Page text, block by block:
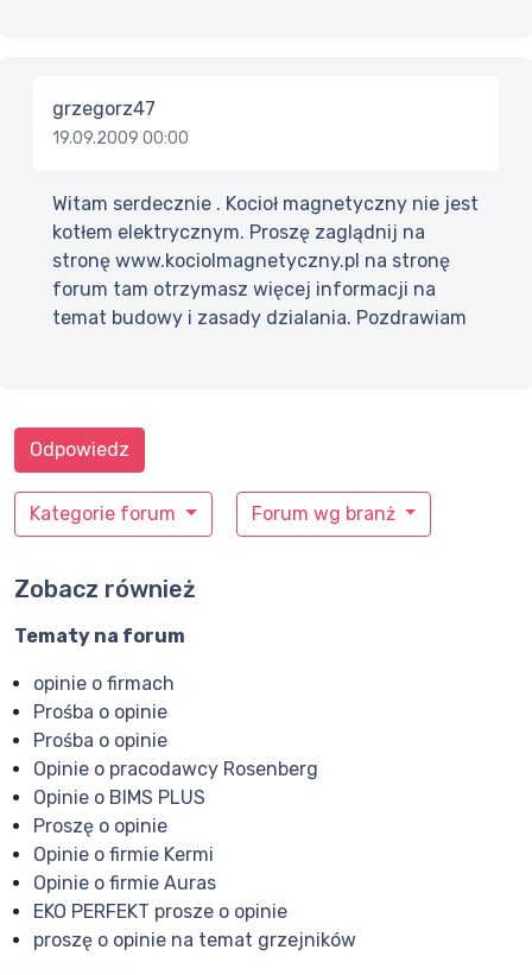
grzegorz47
19.09.2009 00:00
Witam serdecznie . Kocioł magnetyczny nie jest
kotłem elektrycznym. Proszę zaglądnij na
stronę www.kociolmagnetyczny.pl na stronę
forum tam otrzymasz więcej informacji na
temat budowy i zasady dzialania. Pozdrawiam
Kategorie forum Forum wg branż
Odpowiedz
Zobacz również
Tematy na forum
opinie o firmach
Prośba o opinie
Prośba o opinie
Opinie o pracodawcy Rosenberg
Opinie o BIMS PLUS
Proszę o opinie
Opinie o firmie Kermi
Opinie o firmie Auras
EKO PERFEKT prosze o opinie
proszę o opinie na temat grzejników